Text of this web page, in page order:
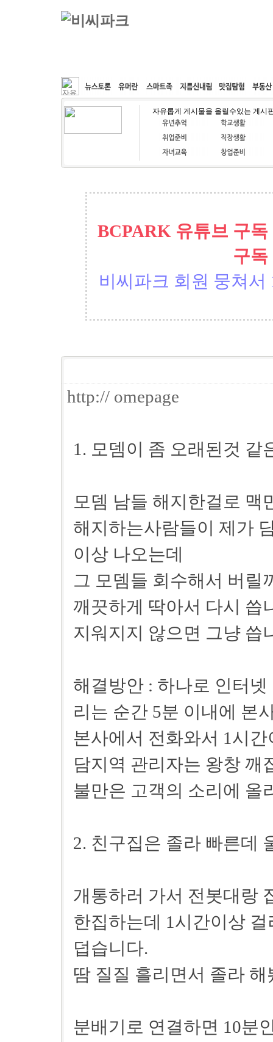
커뮤니티 속도패치 웹호스팅 공동구매
자유롭게 게시물을 올릴수있는 게시
BCPARK 유튜브 구
구독
비씨파크 회원 뭉쳐서
http:// omepage
1. 모뎀이 좀 오래된것 같
모뎀 남들 해지한걸로 맥
해지하는사람들이 제가
이상 나오는데
그 모뎀들 회수해서 버릴
깨끗하게 딱아서 다시 씁
지워지지 않으면 그냥 씁
해결방안 : 하나로 인터
리는 순간 5분 이내에 본
본사에서 전화와서 1시
담지역 관리자는 왕창 깨
불만은 고객의 소리에 올
2. 친구집은 졸라 빠른데
개통하러 가서 전봇대랑
한집하는데 1시간이상
덥습니다.
땀 질질 흘리면서 졸라
분배기로 연결하면 10분